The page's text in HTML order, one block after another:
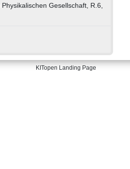
Gesellschaft, R.6,
KITopen Landing Page